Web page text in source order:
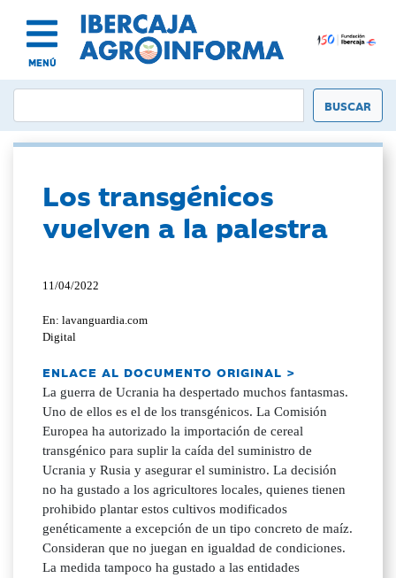
MENÚ
Los transgénicos
vuelven a la palestra
11/04/2022
En: lavanguardia.com
Digital
ENLACE AL DOCUMENTO ORIGINAL >
La guerra de Ucrania ha despertado muchos fantasmas.
Uno de ellos es el de los transgénicos. La Comisión
Europea ha autorizado la importación de cereal
transgénico para suplir la caída del suministro de
Ucrania y Rusia y asegurar el suministro. La decisión
no ha gustado a los agricultores locales, quienes tienen
prohibido plantar estos cultivos modificados
genéticamente a excepción de un tipo concreto de maíz.
Consideran que no juegan en igualdad de condiciones.
La medida tampoco ha gustado a las entidades